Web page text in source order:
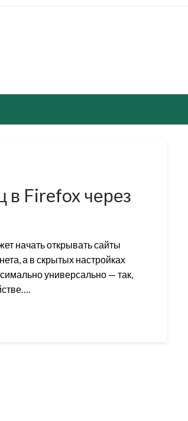
в Firefox через
начать открывать сайты
а в скрытых настройках
универсально — так,